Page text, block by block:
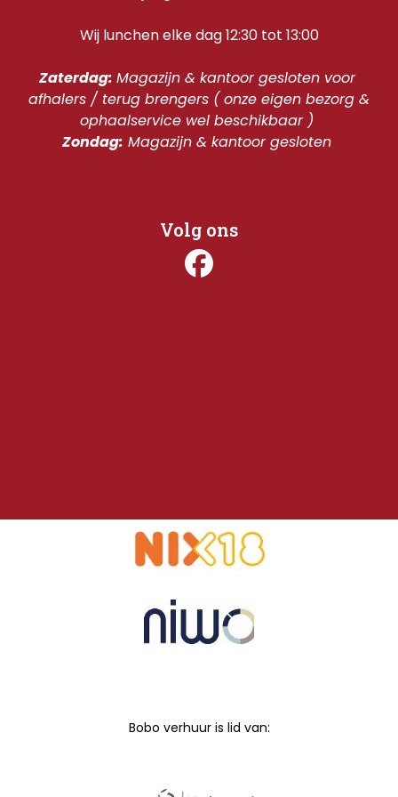
Wij lunchen elke dag 12:30 tot 13:00
Zaterdag: Magazijn & kantoor gesloten voor
afhalers / terug brengers ( onze eigen bezorg &
ophaalservice wel beschikbaar )
Zondag: Magazijn & kantoor gesloten
Volg ons
Bobo verhuur is lid van: